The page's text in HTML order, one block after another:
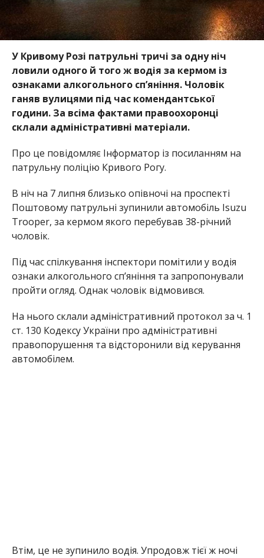
У Кривому Розі патрульні тричі за одну ніч
ловили одного й того ж водія за кермом із
ознаками алкогольного сп’яніння. Чоловік
ганяв вулицями під час комендантської
години. За всіма фактами правоохоронці
склали адміністративні матеріали.
Про це повідомляє Інформатор із посиланням на
патрульну поліцію Кривого Рогу.
В ніч на 7 липня близько опівночі на проспекті
Поштовому патрульні зупинили автомобіль Isuzu
Trooper, за кермом якого перебував 38-річний
чоловік.
Під час спілкування інспектори помітили у водія
ознаки алкогольного сп’яніння та запропонували
пройти огляд. Однак чоловік відмовився.
На нього склали адміністративний протокол за ч. 1
ст. 130 Кодексу України про адміністративні
правопорушення та відсторонили від керування
автомобілем.
Втім, це не зупинило водія. Упродовж тієї ж ночі